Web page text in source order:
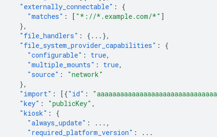
"externally_connectable" :
{
"matches" : [ "*://*.example.com/*" ]
},
"file_handlers" : { ... },
"file_system_provider_capabilities" :
{
"configurable" : true,
"multiple_mounts" : true,
"source" :
"network"
},
"import" : [{"id" :
"key" : "publicKey" ,
"kiosk" :
{
"always_update" : ... ,
"required_platform_version" :
...